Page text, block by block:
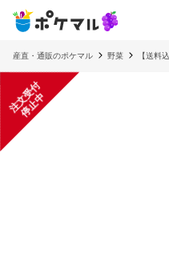
産直・通販のポケマル 野菜 【送料
注
文
受
付
停
止
中